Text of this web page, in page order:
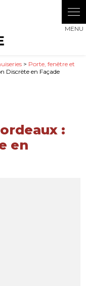
> Porte, fenêtre et
Discrète en Façade
:
en